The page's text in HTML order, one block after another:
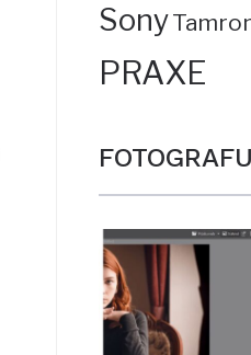
Sony
PRAXE